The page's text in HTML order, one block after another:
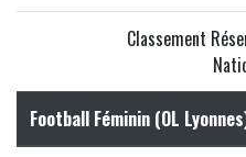
Classement
Football Féminin (OL